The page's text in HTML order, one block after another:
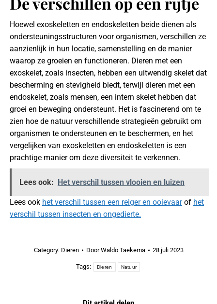
Hoewel exoskeletten en endoskeletten beide dienen als
ondersteuningsstructuren voor organismen, verschillen ze
aanzienlijk in hun locatie, samenstelling en de manier
waarop ze groeien en functioneren. Dieren met een
exoskelet, zoals insecten, hebben een uitwendig skelet dat
bescherming en stevigheid biedt, terwijl dieren met een
endoskelet, zoals mensen, een intern skelet hebben dat
groei en beweging ondersteunt. Het is fascinerend om te
zien hoe de natuur verschillende strategieën gebruikt om
organismen te ondersteunen en te beschermen, en het
vergelijken van exoskeletten en endoskeletten is een
prachtige manier om deze diversiteit te verkennen.
Lees ook: Het verschil tussen vlooien en luizen
Lees ook het verschil tussen een reiger en ooievaarof het
verschil tussen insecten en ongedierte.
Category: Dieren DoorWaldo Taekema 28 juli 2023
Tags: Dieren Natuur